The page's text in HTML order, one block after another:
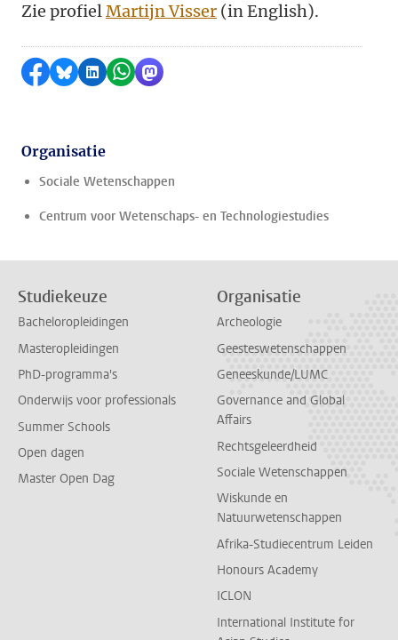
Zie profielMartijn Visser (in English).
Delen op Facebook
Delen via Bluesky
Delen op LinkedIn
Delen via WhatsApp
Delen via Mastodon
Organisatie
Sociale Wetenschappen
Centrum voor Wetenschaps- en Technologiestudies
Studiekeuze
Bacheloropleidingen
Masteropleidingen
PhD-programma's
Onderwijs voor professionals
Summer Schools
Open dagen
Master Open Dag
Organisatie
Archeologie
Geesteswetenschappen
Geneeskunde/LUMC
Governance and Global
Affairs
Rechtsgeleerdheid
Sociale Wetenschappen
Wiskunde en
Natuurwetenschappen
Afrika-Studiecentrum Leiden
Honours Academy
ICLON
International Institute for